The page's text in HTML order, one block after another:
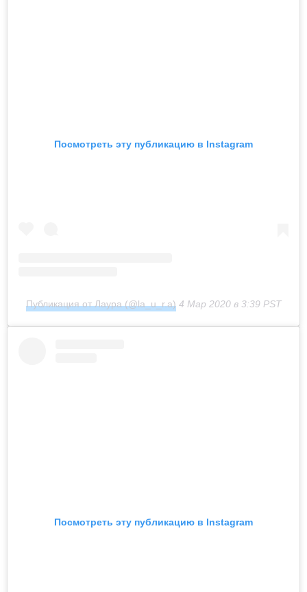
Посмотреть эту публикацию в Instagram
Публикация от Лаура (@la_u_r.a) 4 Мар 2020 в 3:39 PST
Посмотреть эту публикацию в Instagram